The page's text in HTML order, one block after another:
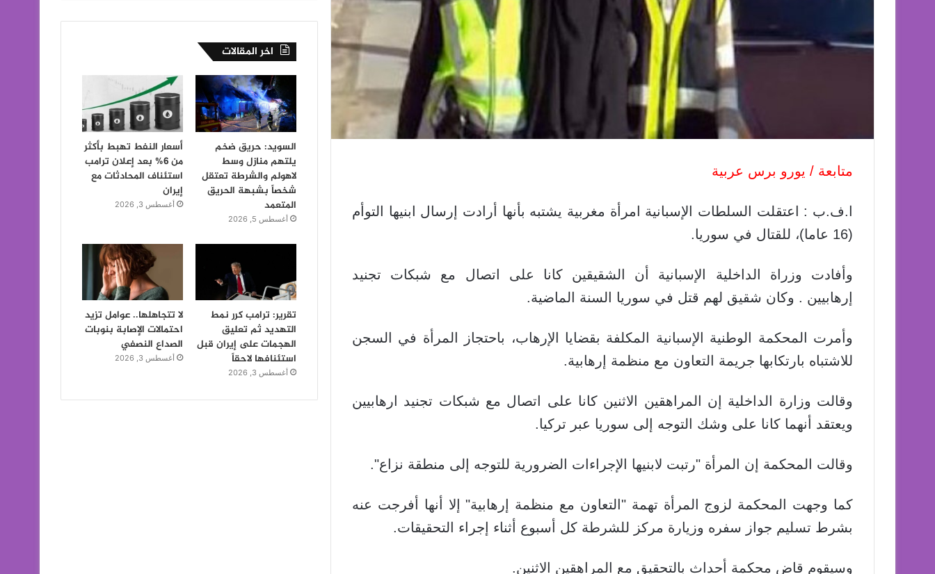
متابعة / يورو برس عربية
ا.ف.ب : اعتقلت السلطات الإسبانية امرأة مغربية يشتبه بأنها أرادت إرسال ابنيها التوأم
(16 عاما)، للقتال في سوريا.
وأفادت وزراة الداخلية الإسبانية أن الشقيقين كانا على اتصال مع شبكات تجنيد
إرهابيين . وكان شقيق لهم قتل في سوريا السنة الماضية.
وأمرت المحكمة الوطنية الإسبانية المكلفة بقضايا الإرهاب، باحتجاز المرأة في السجن
للاشتباه بارتكابها جريمة التعاون مع منظمة إرهابية.
وقالت وزارة الداخلية إن المراهقين الاثنين كانا على اتصال مع شبكات تجنيد ارهابيين
ويعتقد أنهما كانا على وشك التوجه إلى سوريا عبر تركيا.
وقالت المحكمة إن المرأة "رتبت لابنيها الإجراءات الضرورية للتوجه إلى منطقة نزاع".
كما وجهت المحكمة لزوج المرأة تهمة "التعاون مع منظمة إرهابية" إلا أنها أفرجت عنه
بشرط تسليم جواز سفره وزيارة مركز للشرطة كل أسبوع أثناء إجراء التحقيقات.
وسيقوم قاض محكمة أحداث بالتحقيق مع المراهقين الاثنين.
اخر المقالات
السويد: حريق ضخم
يلتهم منازل وسط
لاهولم والشرطة تعتقل
شخصاً بشبهة الحريق
المتعمد
أغسطس 5, 2026
أسعار النفط تهبط بأكثر
من 6% بعد إعلان ترامب
استئناف المحادثات مع
إيران
أغسطس 3, 2026
تقرير: ترامب كرر نمط
التهديد ثم تعليق
الهجمات على إيران قبل
استئنافها لاحقاً
أغسطس 3, 2026
لا تتجاهلها.. عوامل تزيد
احتمالات الإصابة بنوبات
الصداع النصفي
أغسطس 3, 2026